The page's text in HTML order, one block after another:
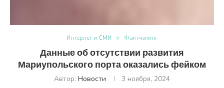
Интернет и СМИ Фактчекинг
Данные об отсутствии развития
Мариупольского порта оказались фейком
Автор: Новости 3 ноября, 2024